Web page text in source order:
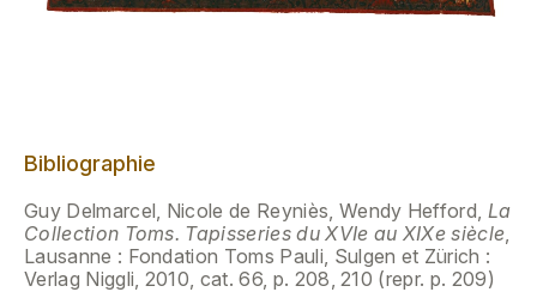
Bibliographie
Guy Delmarcel, Nicole de Reyniès, Wendy Hefford, La
Collection Toms. Tapisseries du XVIe au XIXe siècle
Lausanne : Fondation Toms Pauli, Sulgen et Zürich :
Verlag Niggli, 2010, cat. 66, p. 208, 210 (repr. p. 209)